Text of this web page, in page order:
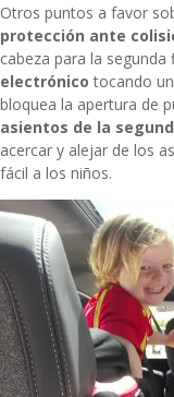
Otros puntos a favor
protección ante
cabeza para la segunda
electrónico tocando
bloquea la apertura de
asientos de la
acercar y alejar de los
fácil a los niños.